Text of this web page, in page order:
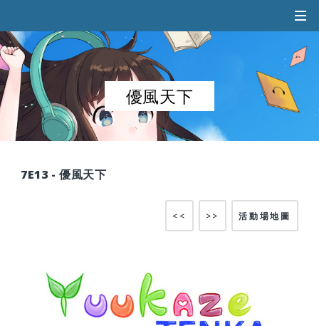
優風天下
7E13 - 優風天下
活動場地圖
>>
<<